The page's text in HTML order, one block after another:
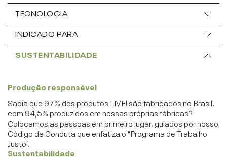
TECNOLOGIA
INDICADO PARA
SUSTENTABILIDADE
Produção responsável
Sabia que 97% dos produtos LIVE! são fabricados no Brasil,
com 94,5% produzidos em nossas próprias fábricas?
Colocamos as pessoas em primeiro lugar, guiados por nosso
Código de Conduta que enfatiza o "Programa de Trabalho
Justo".
Sustentabilidade